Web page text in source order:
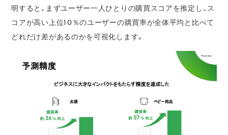
明すると、まずユーザー一人ひとりの購買スコアを推定し、ス
コアが高い上位10％のユーザーの購買率が全体平均と比べて
どれだけ差があるのかを可視化します。